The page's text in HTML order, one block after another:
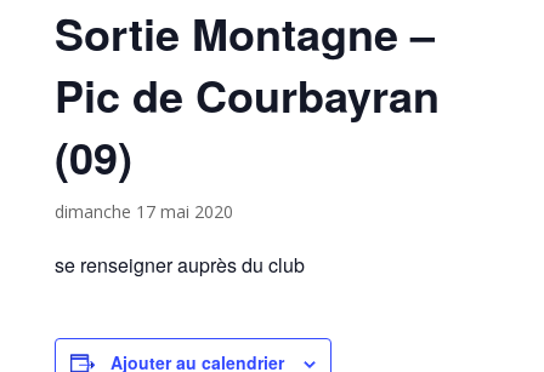
Sortie Montagne –
Pic de Courbayran
(09)
dimanche 17 mai 2020
se renseigner auprès du club
Ajouter au calendrier